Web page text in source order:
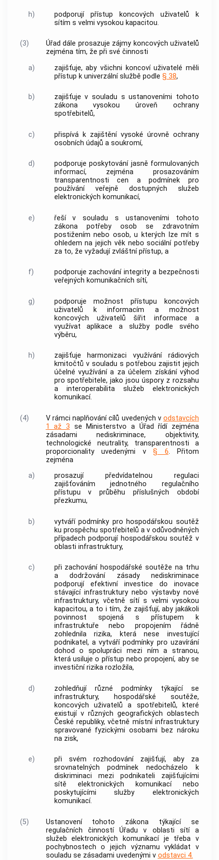
h) podporují přístup koncových uživatelů k
sítím s velmi vysokou kapacitou.
(3)
Úřad dále prosazuje zájmy koncových uživatelů
zejména tím, že při své činnosti
a)
zajišťuje, aby všichni koncoví uživatelé měli
přístup k univerzální službě podle § 38,
b)
zajišťuje v souladu s ustanoveními tohoto
zákona vysokou úroveň ochrany
spotřebitelů,
c)
přispívá k zajištění vysoké úrovně ochrany
osobních údajů a soukromí,
d)
podporuje poskytování jasně formulovaných
informací, zejména prosazováním
transparentnosti cen a podmínek pro
používání veřejně dostupných služeb
elektronických komunikací,
e)
řeší v souladu s ustanoveními tohoto
zákona potřeby osob se zdravotním
postižením nebo osob, u kterých lze mít s
ohledem na jejich věk nebo sociální potřeby
za to, že vyžadují zvláštnípřístup, a
f)
podporuje zachování integrity a bezpečnosti
veřejných komunikačních sítí,
g) podporuje možnostpřístupu koncových
uživatelů k informacím a možnost
koncových uživatelů šířit informace a
využívat aplikace a služby podle svého
výběru,
h) zajišťuje harmonizacivyužívání rádiových
kmitočtů v souladu s potřebou zajistit jejich
účelné využívání a za účelem získání výhod
prospotřebitele, jako jsou úspory z rozsahu
a interoperabilita služeb elektronických
komunikací.
(4) V rámci naplňování cílů uvedených v odstavcích
1 až 3 se Ministerstvo a Úřad řídí zejména
zásadami nediskriminace, objektivity,
technologické neutrality, transparentnosti a
proporcionality uvedenými v § 6. Přitom
zejména
a)
prosazují předvídatelnou regulaci
zajišťováním jednotného regulačního
přístupu v průběhu příslušných období
přezkumu,
b)
vytváří podmínky pro hospodářskou soutěž
ku prospěchu spotřebitelů a v odůvodněných
případech podporují hospodářskou soutěž v
oblasti infrastruktury,
c)
při zachování hospodářské soutěže na trhu
a dodržování zásady nediskriminace
podporují efektivní investice do inovace
stávající infrastruktury nebo výstavby nové
infrastruktury, včetně sítí s velmi vysokou
kapacitou, a to i tím, že zajišťují, aby jakákoli
povinnost spojená s přístupem k
infrastruktuře nebo propojením řádně
zohlednila rizika, která nese investující
podnikatel, a vytváří podmínky pro uzavírání
dohod o spolupráci mezi ním a stranou,
která usiluje o přístup nebopropojení, aby se
investiční rizika rozložila,
d)
zohledňují různé podmínky týkající se
infrastruktury, hospodářské soutěže,
koncových uživatelů a spotřebitelů, které
existují v různých geografických oblastech
České republiky, včetně místní infrastruktury
spravované fyzickými osobami bez nároku
na zisk,
e)
při svém rozhodování zajišťují, aby za
srovnatelných podmínek nedocházelo k
diskriminaci mezi podnikateli zajišťujícími
sítě elektronických komunikacínebo
poskytujícími služby elektronických
komunikací.
(5)
Ustanovení tohoto zákona týkající se
regulačních činností Úřadu v oblasti sítí a
služeb elektronických komunikací je třeba v
pochybnostech o jejich významu vykládat v
souladu se zásadami uvedenými v odstavci 4.